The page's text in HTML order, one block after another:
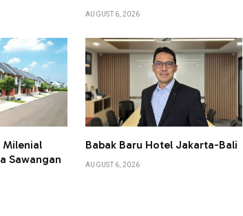
AUGUST 6, 2026
Milenial
Sawangan
Babak Baru Hotel Jakarta-Bali
AUGUST 6, 2026